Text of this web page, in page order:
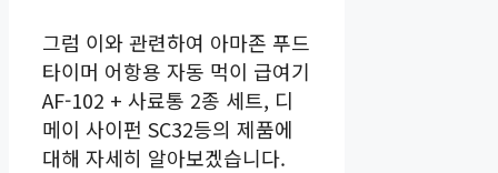
그럼 이와 관련하여 아마존 푸드
타이머 어항용 자동 먹이 급여기
AF-102 + 사료통 2종 세트, 디
메이 사이펀 SC32등의 제품에
대해 자세히 알아보겠습니다.